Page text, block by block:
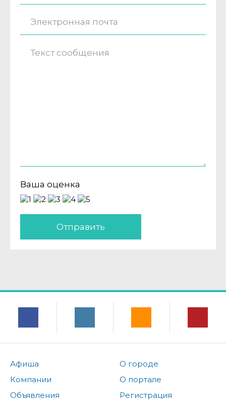
Ваша оценка
Отправить
Афиша
Компании
Объявления
О городе
О портале
Регистрация